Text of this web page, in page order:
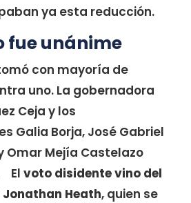
ya esta reducción.
fue unánime
con mayoría de
uno. La gobernadora
Ceja y los
Galia Borja, José Gabriel
Omar Mejía Castelazo
El voto disidente vino del
Heath, quien se